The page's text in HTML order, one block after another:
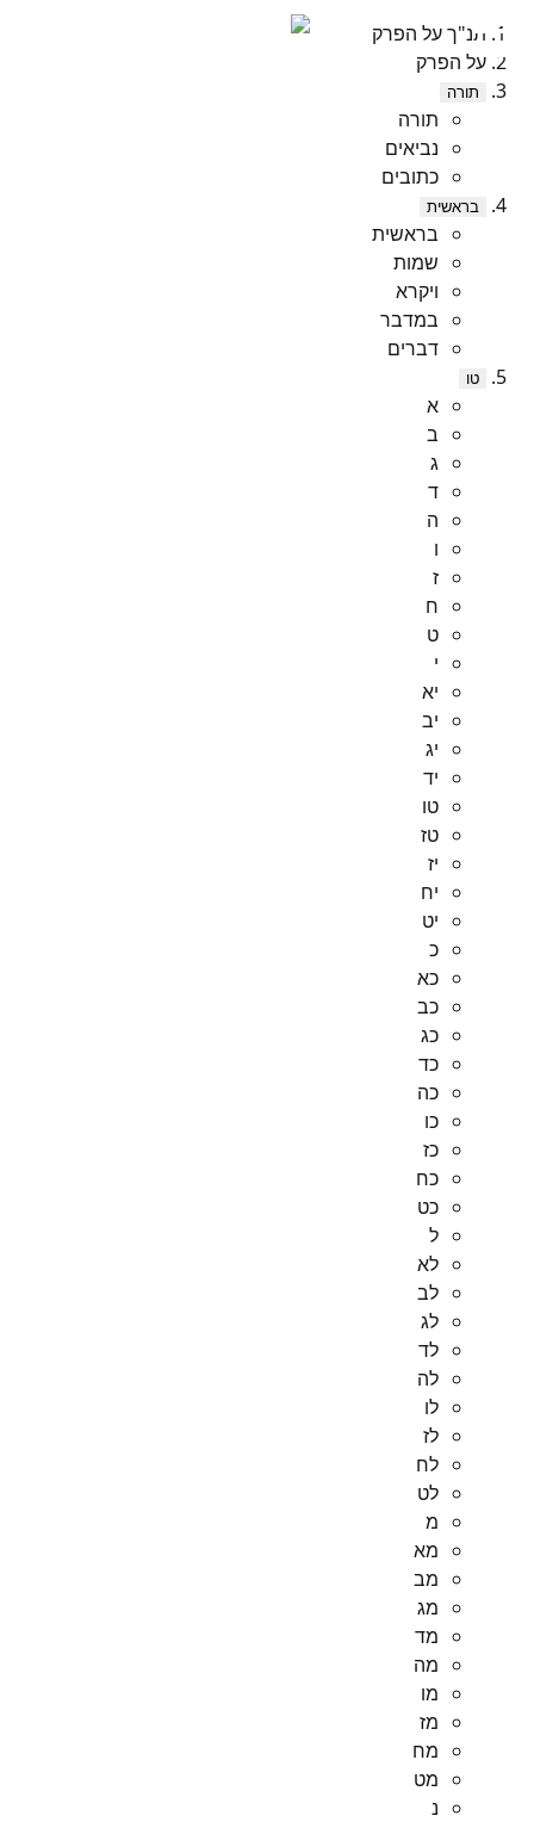
תנ"ך על הפרק
על הפרק
תורה
תורה
נביאים
כתובים
בראשית
בראשית
שמות
ויקרא
במדבר
דברים
טו
א
ב
ג
ד
ה
ו
ז
ח
ט
י
יא
יב
יג
יד
טו
טז
יז
יח
יט
כ
כא
כב
כג
כד
כה
כו
כז
כח
כט
ל
לא
לב
לג
לד
לה
לו
לז
לח
לט
מ
מא
מב
מג
מד
מה
מו
מז
מח
מט
נ